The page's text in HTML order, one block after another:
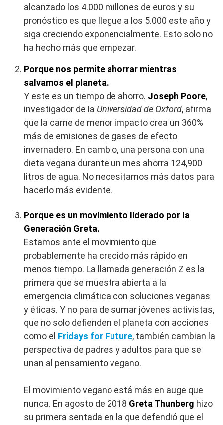
alcanzado los 4.000 millones de euros y su
pronóstico es que llegue a los 5.000 este año y
siga creciendo exponencialmente. Esto solo no
ha hecho más que empezar.
Porque nos permite ahorrar mientras
salvamos el planeta.
Y este es un tiempo de ahorro. Joseph Poore,
investigador de la Universidad de Oxford, afirma
que la carne de menor impacto crea un 360%
más de emisiones de gases de efecto
invernadero. En cambio, una persona con una
dieta vegana durante un mes ahorra 124,900
litros de agua. No necesitamos más datos para
hacerlo más evidente.
Porque es un movimiento liderado por la
Generación Greta.
Estamos ante el movimiento que
probablemente ha crecido más rápido en
menos tiempo. La llamada generación Z es la
primera que se muestra abierta a la
emergencia climática con soluciones veganas
y éticas. Y no para de sumar jóvenes activistas,
que no solo defienden el planeta con acciones
como el Fridays for Future, también cambian la
perspectiva de padres y adultos para que se
unan al pensamiento vegano.
El movimiento vegano está más en auge que
nunca. En agosto de 2018 Greta Thunberg hizo
su primera sentada en la que defendió que el